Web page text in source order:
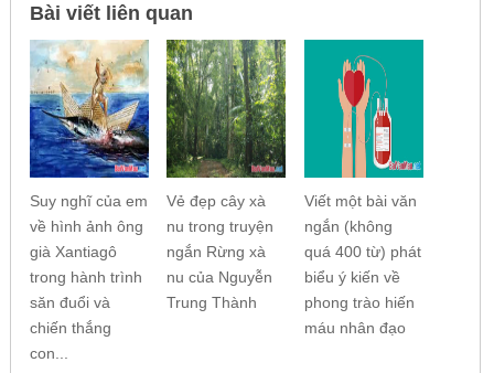
Bài viết liên quan
Suy nghĩ của em
về hình ảnh ông
già Xantiagô
trong hành trình
săn đuổi và
chiến thắng
con...
Vẻ đẹp cây xà
nu trong truyện
ngắn Rừng xà
nu của Nguyễn
Trung Thành
Viết một bài văn
ngắn (không
quá 400 từ) phát
biểu ý kiến về
phong trào hiến
máu nhân đạo